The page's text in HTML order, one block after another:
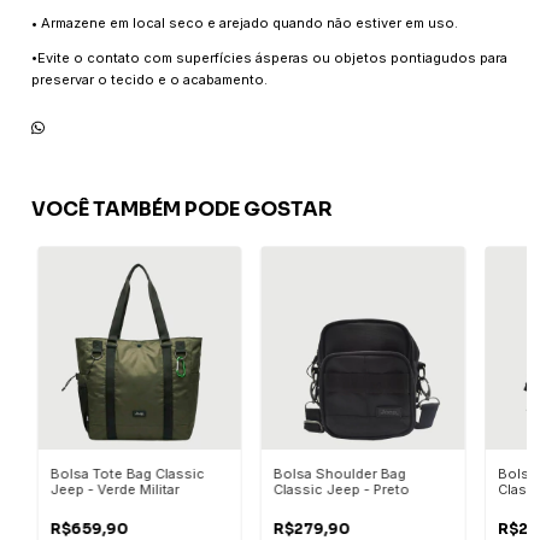
• Armazene em local seco e arejado quando não estiver em uso.
•Evite o contato com superfícies ásperas ou objetos pontiagudos para
preservar o tecido e o acabamento.
VOCÊ TAMBÉM PODE GOSTAR
Bolsa Tote Bag Classic
Jeep - Verde Militar
R$659,90
Bolsa Shoulder Bag
Classic Jeep - Preto
R$279,90
Bolsa